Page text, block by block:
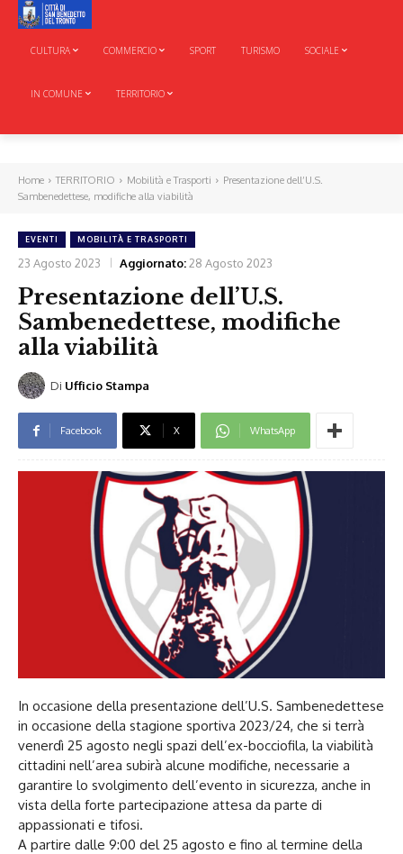
CULTURA COMMERCIO SPORT TURISMO SOCIALE
IN COMUNE TERRITORIO
Home TERRITORIO Mobilità e Trasporti
Presentazione dell’U.S.
Sambenedettese, modifiche alla viabilità
EVENTI MOBILITÀ E TRASPORTI
23 Agosto 2023 Aggiornato: 28 Agosto 2023
Presentazione dell’U.S.
Sambenedettese, modifiche
alla viabilità
Di Ufficio Stampa
Facebook X WhatsApp
In occasione della presentazione dell’U.S. Sambenedettese
in occasione della stagione sportiva 2023/24, che si terrà
venerdì 25 agosto negli spazi dell’ex-bocciofila, la viabilità
cittadini nell’area subirà alcune modifiche, necessarie a
garantire lo svolgimento dell’evento in sicurezza, anche in
vista della forte partecipazione attesa da parte di
appassionati e tifosi.
A partire dalle 9:00 del 25 agosto e fino al termine della